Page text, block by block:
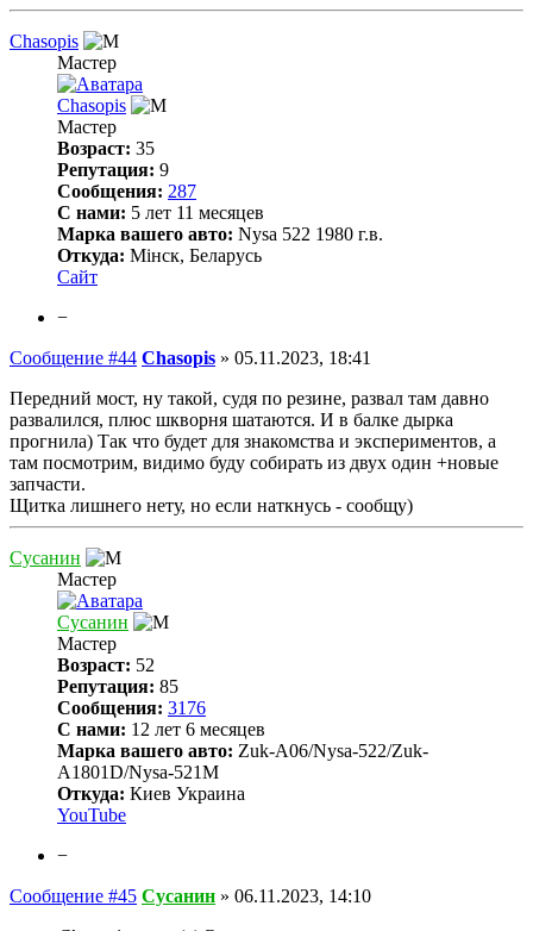
Chasopis
Мастер
Chasopis
Мастер
Возраст: 35
Репутация: 9
Сообщения: 287
С нами: 5 лет 11 месяцев
Марка вашего авто: Nysa 522 1980 г.в.
Откуда: Мінск, Беларусь
Сайт
−
Сообщение #44 Chasopis » 05.11.2023, 18:41
Передний мост, ну такой, судя по резине, развал там давно
развалился, плюс шкворня шатаются. И в балке дырка
прогнила) Так что будет для знакомства и экспериментов, а
там посмотрим, видимо буду собирать из двух один +новые
запчасти.
Щитка лишнего нету, но если наткнусь - сообщу)
Сусанин
Мастер
Сусанин
Мастер
Возраст: 52
Репутация: 85
Сообщения: 3176
С нами: 12 лет 6 месяцев
Марка вашего авто: Zuk-A06/Nysa-522/Zuk-
A1801D/Nysa-521M
Откуда: Киев Украина
YouTube
−
Сообщение #45 Сусанин » 06.11.2023, 14:10